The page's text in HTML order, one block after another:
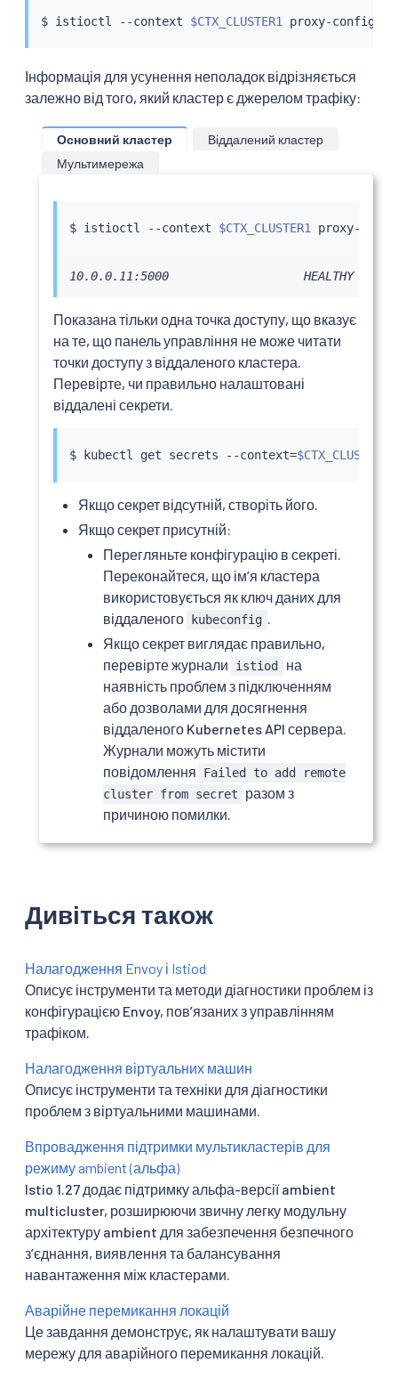
$ istioctl --context $CTX_CLUSTER1 proxy-config
Інформація для усунення неполадок відрізняється
залежно від того, який кластер є джерелом трафіку:
Основний кластер
Віддалений кластер
Мультимережа
$ istioctl --context $CTX_CLUSTER1 proxy-
10.0.0.11:5000                   HEALTHY
Показана тільки одна точка доступу, що вказує
на те, що панель управління не може читати
точки доступу з віддаленого кластера.
Перевірте, чи правильно налаштовані
віддалені секрети.
$ kubectl get secrets --context=$CTX_CLUSTER1
Якщо секрет відсутній, створіть його.
Якщо секрет присутній:
Перегляньте конфігурацію в секреті.
Переконайтеся, що імʼя кластера
використовується як ключ даних для
віддаленого
kubeconfig .
Якщо секрет виглядає правильно,
перевірте журнали
istiod
на
наявність проблем з підключенням
або дозволами для досягнення
віддаленого Kubernetes API сервера.
Журнали можуть містити
повідомлення
Failed to add remote
cluster from secret
разом з
причиною помилки.
Дивіться також
Налагодження Envoy і Istiod
Описує інструменти та методи діагностики проблем із
конфігурацією Envoy, повʼязаних з управлінням
трафіком.
Налагодження віртуальних машин
Описує інструменти та техніки для діагностики
проблем з віртуальними машинами.
Впровадження підтримки мультикластерів для
режиму ambient (альфа)
Istio 1.27 додає підтримку альфа-версії ambient
multicluster, розширюючи звичну легку модульну
архітектуру ambient для забезпечення безпечного
зʼєднання, виявлення та балансування
навантаження між кластерами.
Аварійне перемикання локацій
Це завдання демонструє, як налаштувати вашу
мережу для аварійного перемикання локацій.